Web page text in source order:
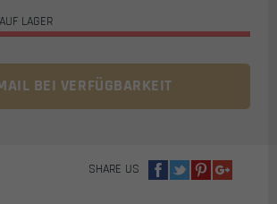
LAGER
BEI VERFÜGBARKEIT
SHARE US